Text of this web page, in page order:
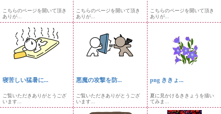
こちらのページを開いて頂き
ありが...
こちらのページを開いて頂き
ありが...
こちらのページを開いて頂き
ありが...
寝苦しい猛暑に...
ご覧いただきありがとうござ
います...
悪魔の攻撃を防...
ご覧いただきありがとうござ
います...
png ききょ...
夏に見かけるききょうを描い
てみま...